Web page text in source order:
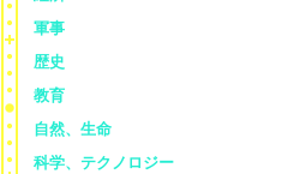
軍事
歴史
教育
自然、生命
科学、テクノロジー